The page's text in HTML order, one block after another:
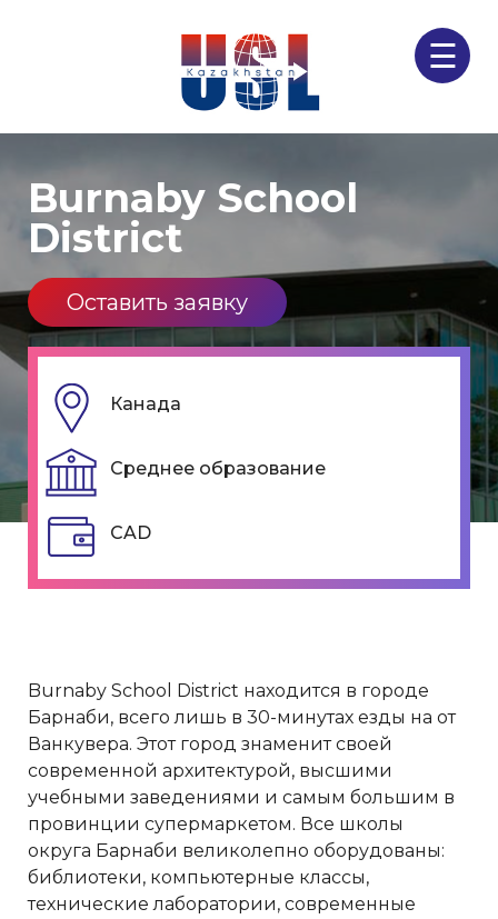
☰
Burnaby School
District
Оставить заявку
Канада
Среднее образование
CAD
Burnaby School District находится в городе
Барнаби, всего лишь в 30-минутах езды на от
Ванкувера. Этот город знаменит своей
современной архитектурой, высшими
учебными заведениями и самым большим в
провинции супермаркетом. Все школы
округа Барнаби великолепно оборудованы:
библиотеки, компьютерные классы,
технические лаборатории, современные